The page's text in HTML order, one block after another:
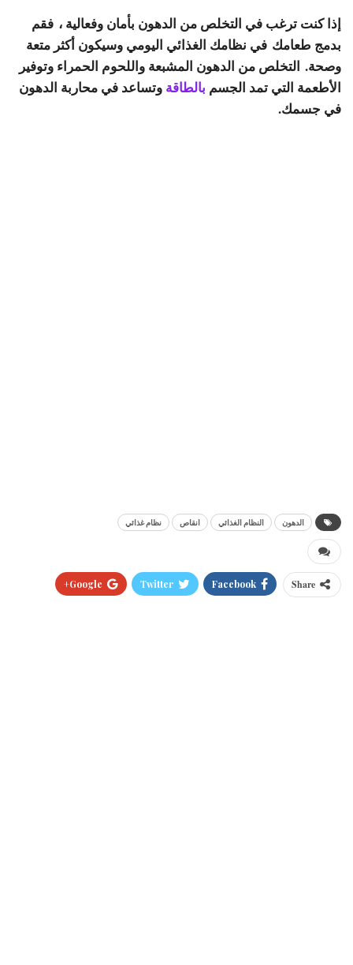
إذا كنت ترغب في التخلص من الدهون بأمان وفعالية ، فقم
بدمج طعامك في نظامك الغذائي اليومي وسيكون أكثر متعة
وصحة. التخلص من الدهون المشبعة واللحوم الحمراء وتوفير
الأطعمة التي تمد الجسم بالطاقة وتساعد في محاربة الدهون
في جسمك.
الدهون النظام الغذائي انقاص نظام غذائي
Share
Facebook
Twitter
Google+